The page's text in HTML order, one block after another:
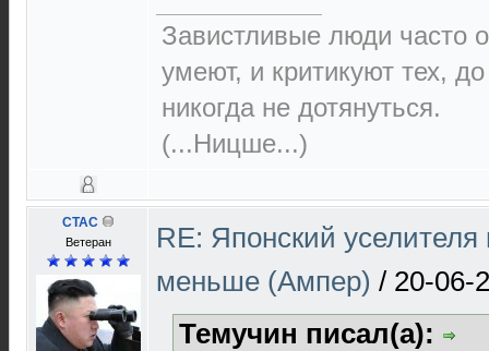
Завистливые люди часто
умеют, и критикуют тех,
никогда не дотянуться.
(...Ницше...)
CTAC
Ветеран
RE: Японский
меньше (Ампер) / 20-06-
Темучин писал(а):